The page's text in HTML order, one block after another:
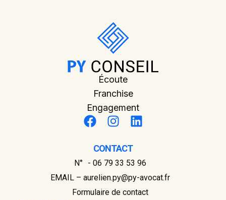
Écoute
Franchise
Engagement
CONTACT
N° - 06 79 33 53 96
EMAIL – aurelien.py@py-avocat.fr
Formulaire de contact